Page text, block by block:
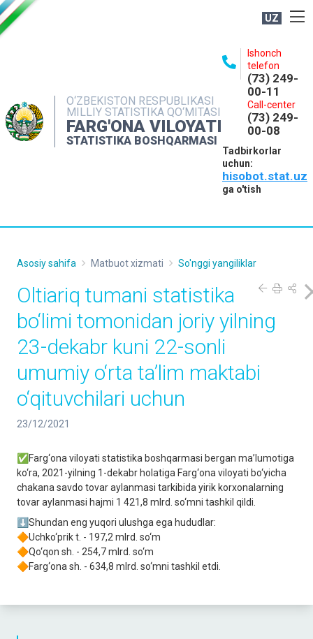
UZ
O‘ZBEKISTON RESPUBLIKASI
MILLIY STATISTIKA QO‘MITASI
FARG'ONA VILOYATI
STATISTIKA BOSHQARMASI
Ishonch
telefon
(73) 249-
00-11
Call-center
(73) 249-
00-08
Tadbirkorlar
uchun:
hisobot.stat.uz
ga o'tish
NASHRLAR
INTERAKTIV XIZMATLAR
MATBUOT XIZMATI
Asosiy sahifa Matbuot xizmati So'nggi yangiliklar
Oltiariq tumani statistika
bo‘limi tomonidan joriy yilning
23-dekabr kuni 22-sonli
umumiy o‘rta ta’lim maktabi
o‘qituvchilari uchun
23/12/2021
✅Farg‘ona viloyati statistika boshqarmasi bergan ma’lumotiga
ko‘ra, 2021-yilning 1-dekabr holatiga Farg‘ona viloyati bo‘yicha
chakana savdo tovar aylanmasi tarkibida yirik korxonalarning
tovar aylanmasi hajmi 1 421,8 mlrd. so‘mni tashkil qildi.
⬇️Shundan eng yuqori ulushga ega hududlar:
🔶Uchko‘prik t. - 197,2 mlrd. so‘m
🔶Qo‘qon sh. - 254,7 mlrd. so‘m
🔶Farg‘ona sh. - 634,8 mlrd. so‘mni tashkil etdi.